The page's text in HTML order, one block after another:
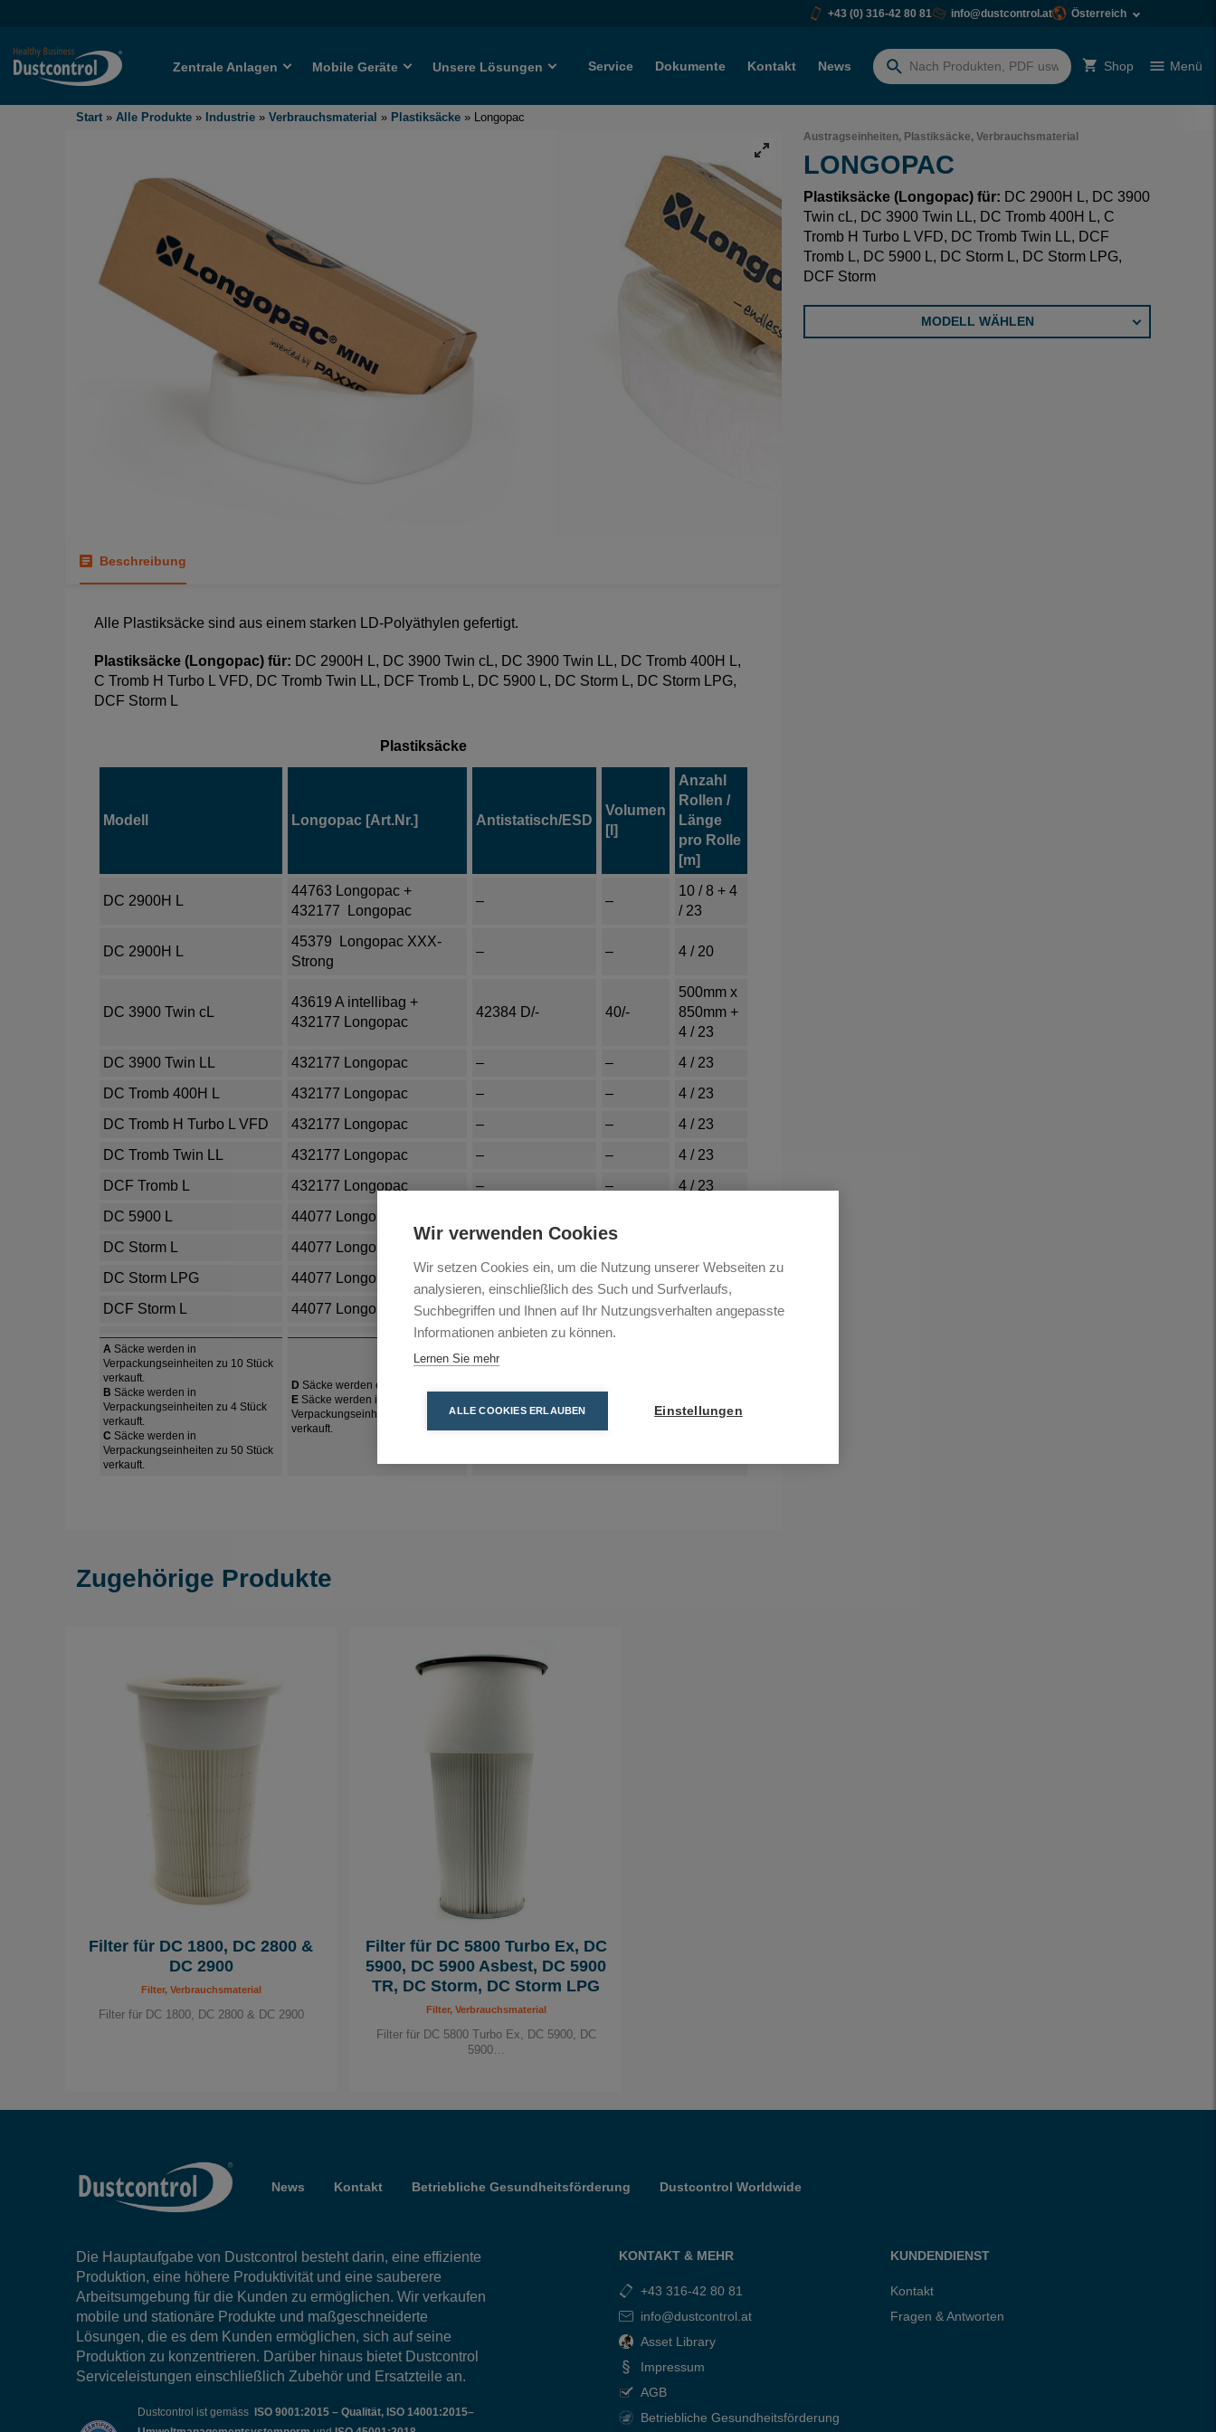
+43 (0) 316-42 80 81 info@dustcontrol.at Österreich
Zentrale Anlagen Mobile Geräte Unsere Lösungen Service Dokumente Kontakt News
Suchen
Shop Menü
Start » Alle Produkte » Industrie » Verbrauchsmaterial » Plastiksäcke » Longopac
Beschreibung
Alle Plastiksäcke sind aus einem starken LD-Polyäthylen gefertigt.
Plastiksäcke (Longopac) für: DC 2900H L, DC 3900 Twin cL, DC 3900 Twin LL, DC Tromb 400H L,
C Tromb H Turbo L VFD, DC Tromb Twin LL, DCF Tromb L, DC 5900 L, DC Storm L, DC Storm LPG,
DCF Storm L
Plastiksäcke
Modell Longopac [Art.Nr.] Antistatisch/ESD
Volumen
[l]
Anzahl
Rollen /
Länge
pro Rolle
[m]
DC 2900H L
44763 Longopac +
432177 Longopac
– –
10 / 8 + 4
/ 23
DC 2900H L
45379 Longopac XXX-
Strong
– – 4 / 20
DC 3900 Twin cL
43619 A intellibag +
432177 Longopac
42384 D/- 40/-
500mm x
850mm +
4 / 23
DC 3900 Twin LL
432177 Longopac – –
4 / 23
DC Tromb 400H L
432177 Longopac – –
4 / 23
DC Tromb H Turbo L VFD
432177 Longopac – –
4 / 23
DC Tromb Twin LL
432177 Longopac – –
4 / 23
DCF Tromb L
432177 Longopac – –
4 / 23
DC 5900 L
44077 Longopac
DC Storm L
44077 Longopac
DC Storm LPG
44077 Longopac
DCF Storm L
44077 Longopac – – 1 / 25
A Säcke werden in
Verpackungseinheiten zu 10 Stück
verkauft.
B Säcke werden in
Verpackungseinheiten zu 4 Stück
verkauft.
C Säcke werden in
Verpackungseinheiten zu 50 Stück
verkauft.
D Säcke werden einzeln verkauft.
E Säcke werden in
Verpackungseinheiten zu 6 Stück
verkauft.
Spannband (Art.Nr.):4313
Longopac Adapter (Art.Nr.):
432175Mini,44248
Austragseinheiten, Plastiksäcke, Verbrauchsmaterial
LONGOPAC
Plastiksäcke (Longopac) für: DC 2900H L, DC 3900
Twin cL, DC 3900 Twin LL, DC Tromb 400H L, C
Tromb H Turbo L VFD, DC Tromb Twin LL, DCF
Tromb L, DC 5900 L, DC Storm L, DC Storm LPG,
DCF Storm
MODELL WÄHLEN
Zugehörige Produkte
Filter für DC 1800, DC 2800 &
DC 2900
Filter, Verbrauchsmaterial
Filter für DC 1800, DC 2800 & DC 2900
Filter für DC 5800 Turbo Ex, DC
5900, DC 5900 Asbest, DC 5900
TR, DC Storm, DC Storm LPG
Filter, Verbrauchsmaterial
Filter für DC 5800 Turbo Ex, DC 5900, DC
5900…
News Kontakt Betriebliche Gesundheitsförderung Dustcontrol Worldwide
Die Hauptaufgabe von Dustcontrol besteht darin, eine effiziente
Produktion, eine höhere Produktivität und eine sauberere
Arbeitsumgebung für die Kunden zu ermöglichen. Wir verkaufen
mobile und stationäre Produkte und maßgeschneiderte
Lösungen, die es dem Kunden ermöglichen, sich auf seine
Produktion zu konzentrieren. Darüber hinaus bietet Dustcontrol
Serviceleistungen einschließlich Zubehör und Ersatzteile an.
Dustcontrol ist gemäss ISO 9001:2015 – Qualität, ISO 14001:2015–
KONTAKT & MEHR
+43 316-42 80 81
info@dustcontrol.at
Asset Library
Impressum
AGB
Betriebliche Gesundheitsförderung
KUNDENDIENST
Kontakt
Fragen & Antworten
Wir verwenden Cookies
Wir setzen Cookies ein, um die Nutzung unserer Webseiten zu
analysieren, einschließlich des Such und Surfverlaufs,
Suchbegriffen und Ihnen auf Ihr Nutzungsverhalten angepasste
Informationen anbieten zu können.
Lernen Sie mehr
ALLE COOKIES ERLAUBEN Einstellungen